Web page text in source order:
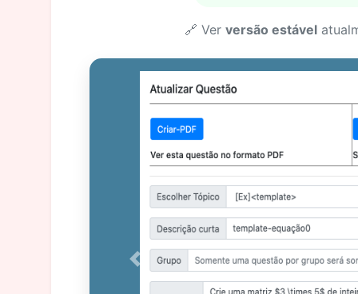
🔗 Ver versão estável
Previous